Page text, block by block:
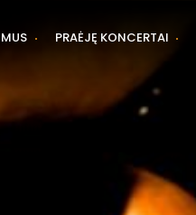
PRAĖJĘ KONCERTAI